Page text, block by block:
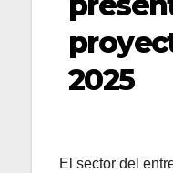
2025
El sector del